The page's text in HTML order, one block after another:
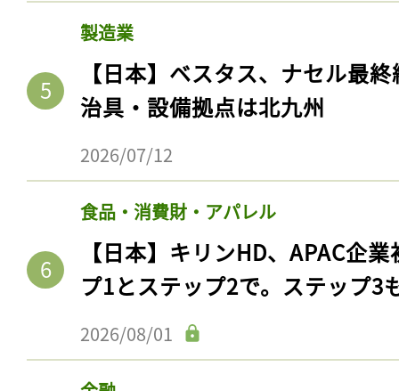
製造業
【日本】ベスタス、ナセル最
治具・設備拠点は北九州
2026/07/12
食品・消費財・アパレル
【日本】キリンHD、APAC企
プ1とステップ2で。ステップ3
2026/08/01
記事をお気に入りに
ログインが必
ログイン